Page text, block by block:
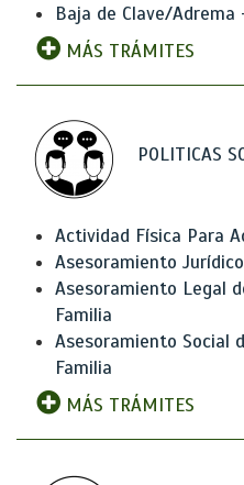
Baja de Clave/
MÁS TRÁMITES
POLITICAS
Actividad Física Para
Asesoramiento
Asesoramiento Legal
Familia
Asesoramiento Social
Familia
MÁS TRÁMITES